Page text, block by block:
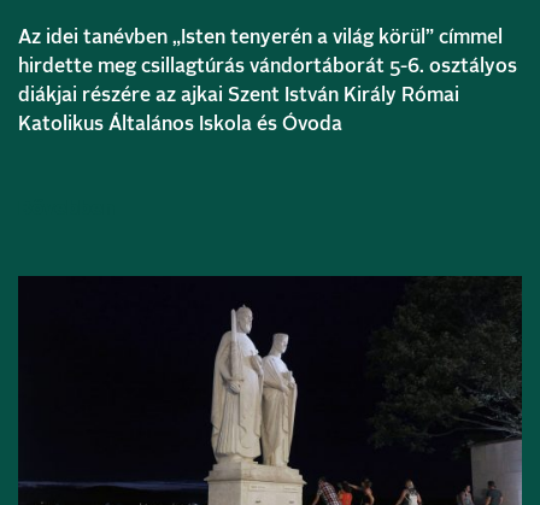
Az idei tanévben „Isten tenyerén a világ körül” címmel
hirdette meg csillagtúrás vándortáborát 5-6. osztályos
diákjai részére az ajkai Szent István Király Római
Katolikus Általános Iskola és Óvoda